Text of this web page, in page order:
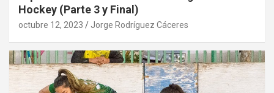
Hockey (Parte 3 y Final)
octubre 12, 2023 Jorge Rodríguez Cáceres